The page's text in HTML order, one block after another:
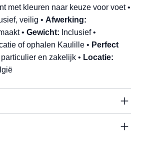
met kleuren naar keuze voor voet •
veilig •Afwerking:
•Gewicht: Inclusief •
of ophalen Kaulille • Perfect
en zakelijk • Locatie: